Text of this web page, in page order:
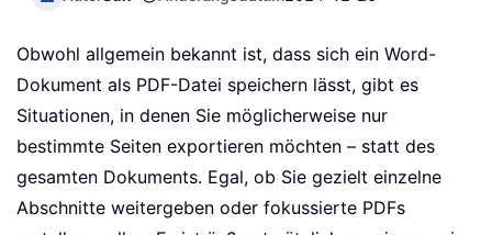
Obwohl allgemein bekannt ist, dass sich ein Word-
Dokument als PDF-Datei speichern lässt, gibt es
Situationen, in denen Sie möglicherweise nur
bestimmte Seiten exportieren möchten – statt des
gesamten Dokuments. Egal, ob Sie gezielt einzelne
Abschnitte weitergeben oder fokussierte PDFs